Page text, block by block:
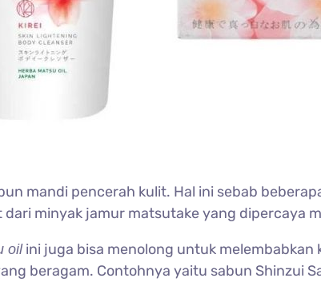
mandi pencerah kulit. Hal ini sebab
minyak jamur matsutake yang dipercaya
oilini juga bisa menolong untuk melembabkan
beragam. Contohnya yaitu sabun Shinzui